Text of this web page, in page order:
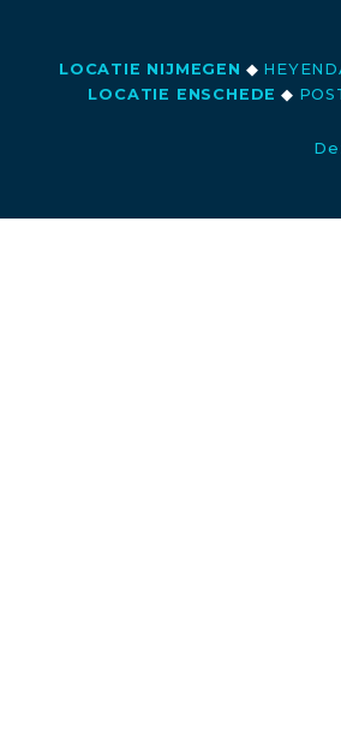
LOCATIE NIJMEGEN ◆
LOCATIE ENSCHEDE ◆